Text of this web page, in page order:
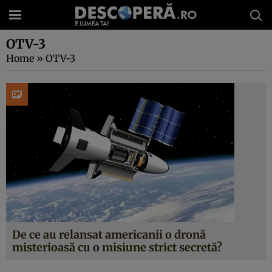
OTV-3
Home » OTV-3
De ce au relansat americanii o dronă
misterioasă cu o misiune strict secretă?